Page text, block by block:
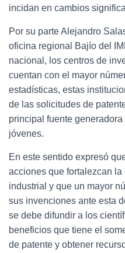
incidan en cambios
Por su parte Alejandro
oficina regional Bajío del
nacional, los centros de
cuentan con el mayor
estadísticas, estas
de las solicitudes de
principal fuente
jóvenes.
En este sentido expresó
acciones que fortalezcan
industrial y que un mayor
sus invenciones ante esta
se debe difundir a los
beneficios que tiene el
de patente y obtener